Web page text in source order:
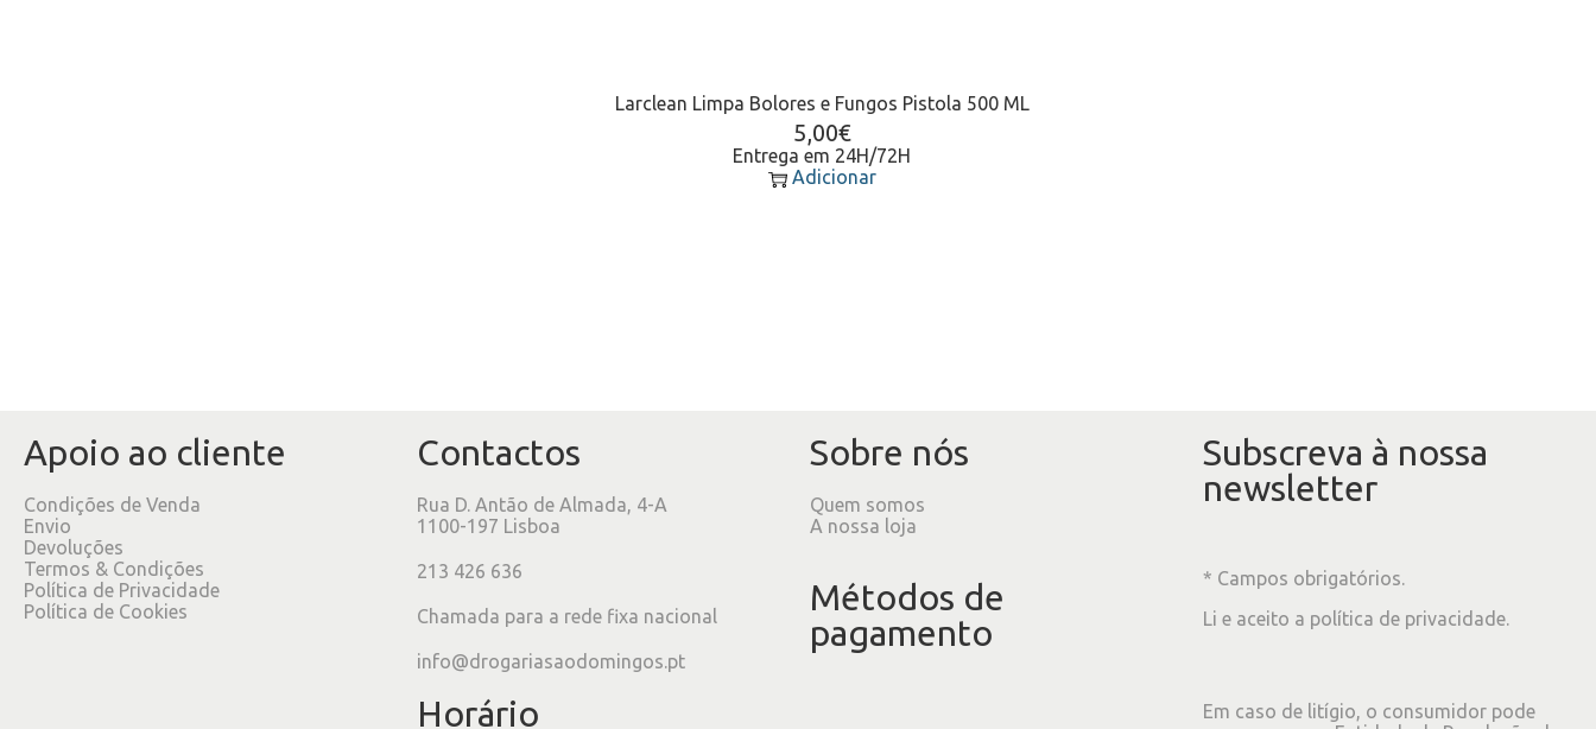
Larclean Limpa Bolores e Fungos Pistola 500 ML
5,00€
Entrega em 24H/72H
Adicionar
Apoio ao cliente
Condições de Venda
Envio
Devoluções
Termos & Condições
Política de Privacidade
Política de Cookies
Contactos
Rua D. Antão de Almada, 4-A
1100-197 Lisboa
213 426 636
Chamada para a rede fixa nacional
info@drogariasaodomingos.pt
Horário
Sobre nós
Quem somos
A nossa loja
Métodos de
pagamento
Subscreva à nossa
newsletter
* Campos obrigatórios.
Li e aceito a política de privacidade.
Em caso de litígio, o consumidor pode